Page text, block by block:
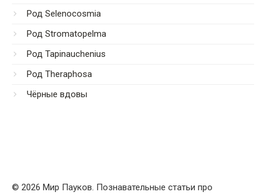
Род Selenocosmia
Род Stromatopelma
Род Tapinauchenius
Род Theraphosa
Чёрные вдовы
© 2026 Мир Пауков. Познавательные статьи про